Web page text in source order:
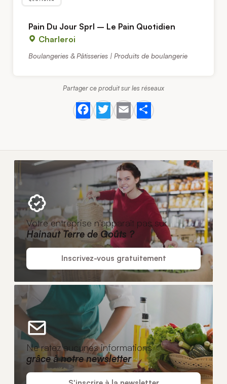
Pain Du Jour Sprl – Le Pain Quotidien
Charleroi
Boulangeries & Pâtisseries | Produits de boulangerie
Partager ce produit sur les réseaux
Facebook
Twitter
EmailShare
Votre entreprise n'apparaît pas sur
Hainaut Terre de Goûts ?
Inscrivez-vous gratuitement
Ne ratez aucunes informations
grâce à notre newsletter